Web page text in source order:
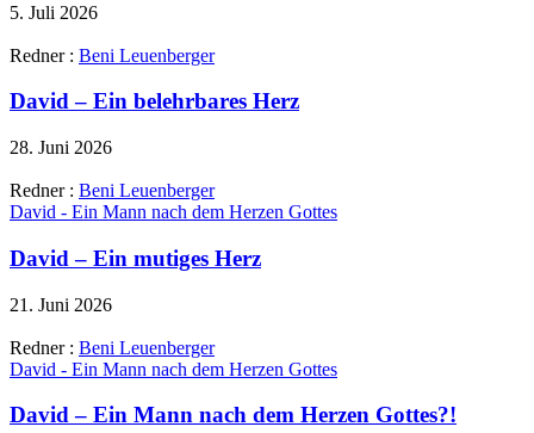
5. Juli 2026
Redner : Beni Leuenberger
David – Ein belehrbares Herz
28. Juni 2026
Redner : Beni Leuenberger
David - Ein Mann nach dem Herzen Gottes
David – Ein mutiges Herz
21. Juni 2026
Redner : Beni Leuenberger
David - Ein Mann nach dem Herzen Gottes
David – Ein Mann nach dem Herzen Gottes?!